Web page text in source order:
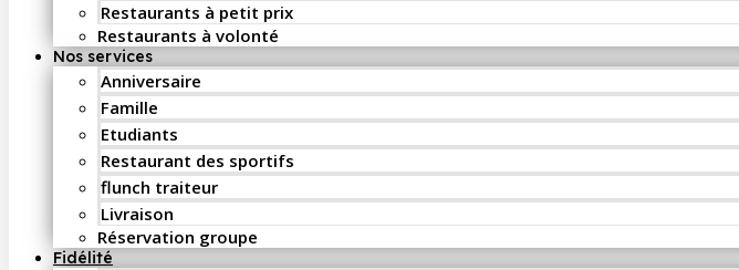
Restaurants à petit prix
Restaurants à volonté
Nos services
Anniversaire
Famille
Etudiants
Restaurant des sportifs
flunch traiteur
Livraison
Réservation groupe
Fidélité